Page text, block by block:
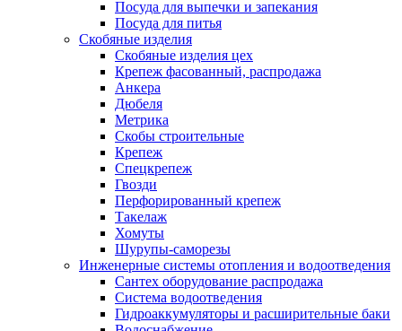
Посуда для выпечки и запекания
Посуда для питья
Скобяные изделия
Скобяные изделия цех
Крепеж фасованный, распродажа
Анкера
Дюбеля
Метрика
Скобы строительные
Крепеж
Спецкрепеж
Гвозди
Перфорированный крепеж
Такелаж
Хомуты
Шурупы-саморезы
Инженерные системы отопления и водоотведения
Сантех оборудование распродажа
Система водоотведения
Гидроаккумуляторы и расширительные баки